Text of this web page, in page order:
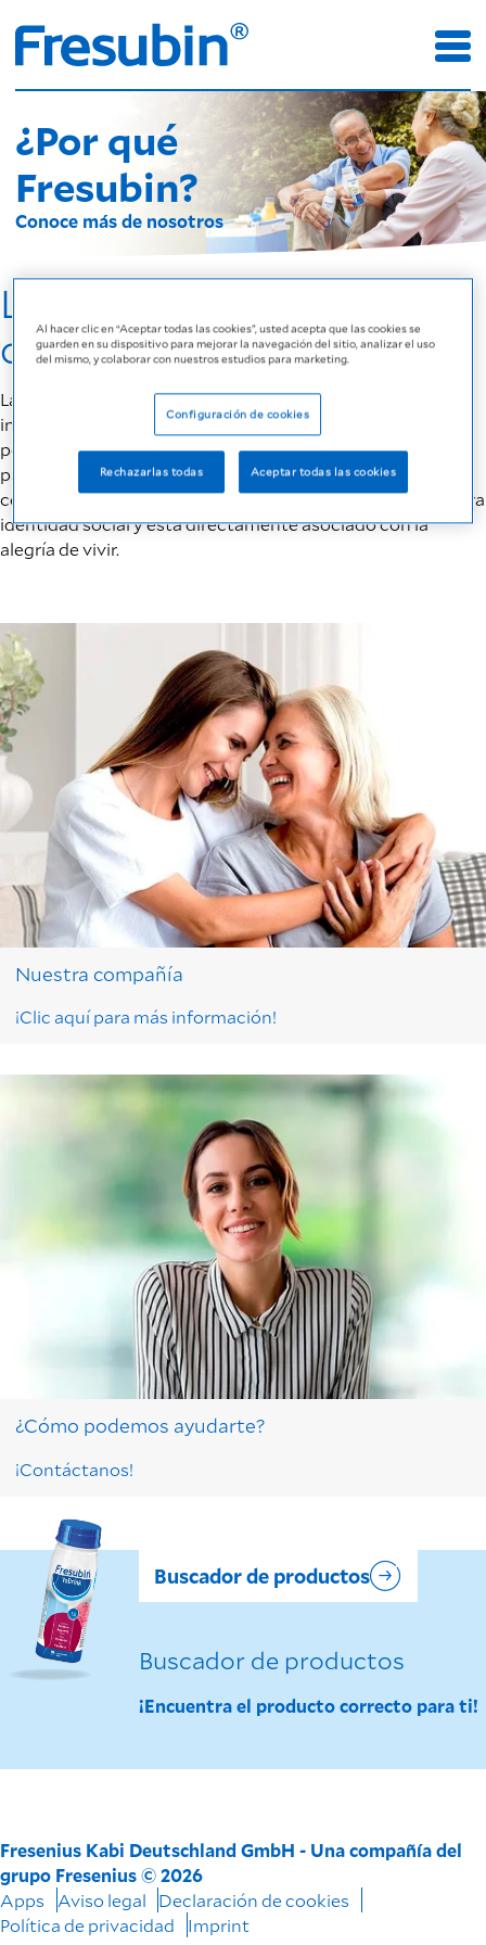
¿Por qué
Fresubin?
Conoce más de nosotros
La nutrición es el
combustible de la vida
La ingesta de alimentos y líquidos nos provee todos los
ingredientes esenciales que nuestro cuerpo necesita. No
podemos vivir sin alimentos. Sin embargo, para la mayor
parte de las personas, comer es mucho más que solo
consumir alimentos. Es un elemento importante de nuestra
identidad social y está directamente asociado con la
alegría de vivir.
Nuestra compañía
¡Clic aquí para más información!
¿Cómo podemos ayudarte?
¡Contáctanos!
Buscador de productos
¡Encuentra el producto correcto para ti!
Buscador de productos
Fresenius Kabi Deutschland GmbH - Una compañía del
grupo Fresenius © 2026
Apps
Aviso legal
Declaración de cookies
Política de privacidad
Imprint
Al hacer clic en “Aceptar todas las cookies”, usted acepta que las cookies se
guarden en su dispositivo para mejorar la navegación del sitio, analizar el uso
del mismo, y colaborar con nuestros estudios para marketing.
Configuración de cookies
Rechazarlas todas Aceptar todas las cookies